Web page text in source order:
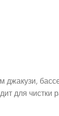
для